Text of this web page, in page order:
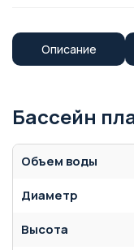
Описание
Бассейн
Объем воды
Диаметр
Высота